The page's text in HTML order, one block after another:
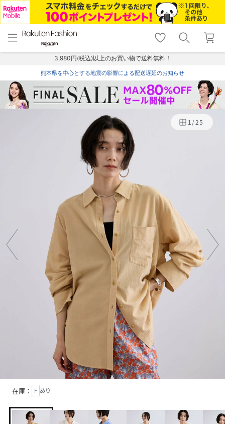
menu home
トップ
shopping_cart lock_outline
ログイン
3,980円(税込)以上のお買い物で送料無料！
熊本県を中心とする地震の影響による配送遅延のお知らせ
1/25
在庫： F あり